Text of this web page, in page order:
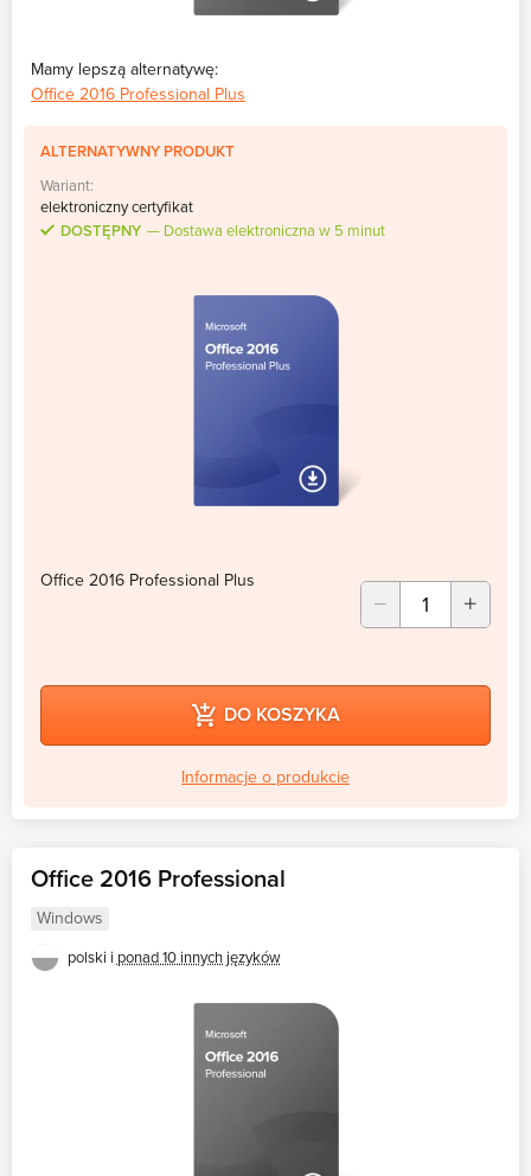
Mamy lepszą alternatywę:
Office 2016 Professional Plus
ALTERNATYWNY PRODUKT
Wariant:
elektroniczny certyfikat
DOSTĘPNY
Dostawa elektroniczna w 5 minut
Office 2016 Professional Plus
DO KOSZYKA
Informacje o produkcie
Office 2016 Professional
Windows
polski i ponad 10 innych języków